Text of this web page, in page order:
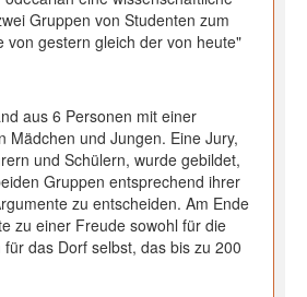
Gruppen von Studenten zum
von gestern gleich der von heute"
aus 6 Personen mit einer
Mädchen und Jungen. Eine Jury,
und Schülern, wurde gebildet,
Gruppen entsprechend ihrer
zu entscheiden. Am Ende
zu einer Freude sowohl für die
das Dorf selbst, das bis zu 200